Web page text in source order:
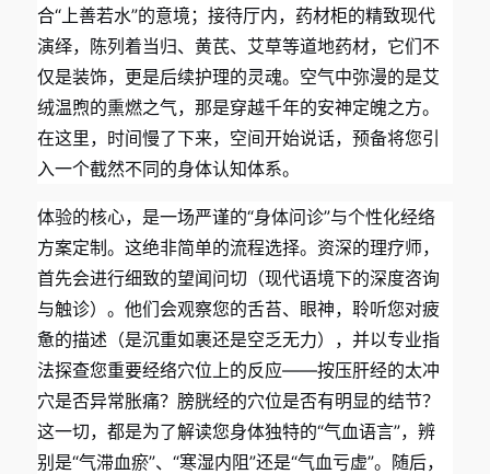
合“上善若水”的意境；接待厅内，药材柜的精致现代
演绎，陈列着当归、黄芪、艾草等道地药材，它们不
仅是装饰，更是后续护理的灵魂。空气中弥漫的是艾
绒温煦的熏燃之气，那是穿越千年的安神定魄之方。
在这里，时间慢了下来，空间开始说话，预备将您引
入一个截然不同的身体认知体系。
体验的核心，是一场严谨的“身体问诊”与个性化经络
方案定制。这绝非简单的流程选择。资深的理疗师，
首先会进行细致的望闻问切（现代语境下的深度咨询
与触诊）。他们会观察您的舌苔、眼神，聆听您对疲
惫的描述（是沉重如裹还是空乏无力），并以专业指
法探查您重要经络穴位上的反应——按压肝经的太冲
穴是否异常胀痛？膀胱经的穴位是否有明显的结节？
这一切，都是为了解读您身体独特的“气血语言”，辨
别是“气滞血瘀”、“寒湿内阻”还是“气血亏虚”。随后，